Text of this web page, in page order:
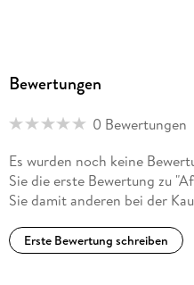
Bewertungen
0 Bewertungen
Es wurden noch keine
Sie die erste Bewertung zu
Sie damit anderen bei der
Erste Bewertung schreiben